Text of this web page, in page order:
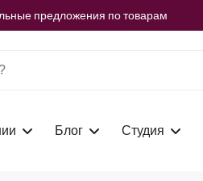
предложения по товарам
сейчас
Блог Студия